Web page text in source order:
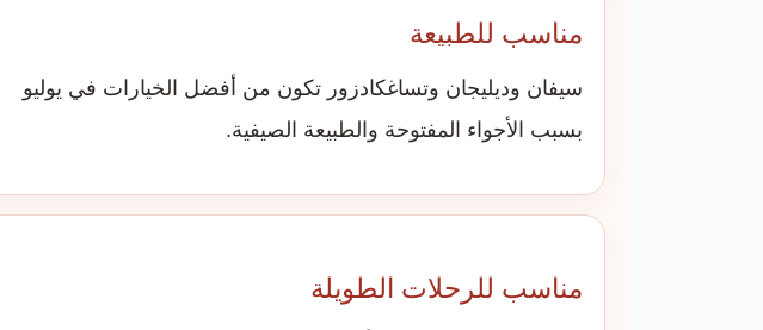
مناسب للطبيعة
سيفان وديليجان وتساغكادزور تكون من أفضل الخيارات في يوليو
بسبب الأجواء المفتوحة والطبيعة الصيفية.
مناسب للرحلات الطويلة